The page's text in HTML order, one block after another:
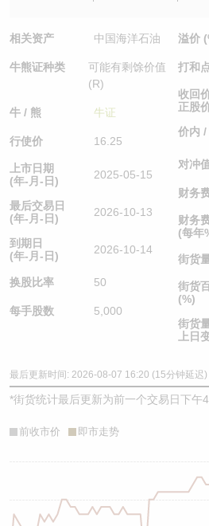
相关资产 中国海洋石油
牛熊证种类
可能有剩馀价值
(R)
牛 / 熊 牛证
行使价 16.25
上市日期
(年-月-日)
2025-05-15
最后交易日
(年-月-日)
2026-10-13
到期日
(年-月-日)
2026-10-14
换股比率 50
每手股数 5,000
溢价
打和
收回
正股
价内 /
对冲
财务
财务
(每年
街货
街货
(%)
街货
上日
最后更新时间: 2026-08-07 16:20 (15分钟延迟)
*街货统计最后更新为前一个交易日下午
前收市价 即市走势